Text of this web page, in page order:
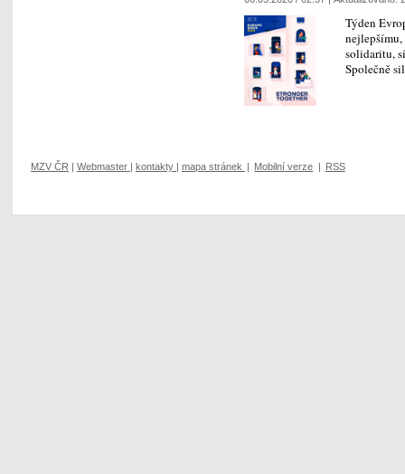
Týden
solidaritu,
Společně
MZV ČR Webmaster kontakty mapa stránek Mobilní verze RSS